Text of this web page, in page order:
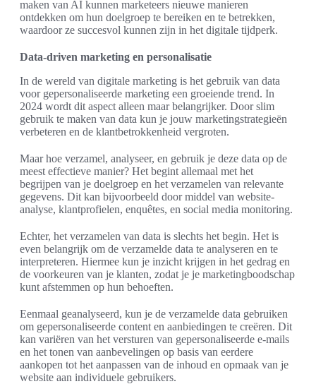
maken van AI kunnen marketeers nieuwe manieren
ontdekken om hun doelgroep te bereiken en te betrekken,
waardoor ze succesvol kunnen zijn in het digitale tijdperk.
Data-driven marketing en personalisatie
In de wereld van digitale marketing is het gebruik van data
voor gepersonaliseerde marketing een groeiende trend. In
2024 wordt dit aspect alleen maar belangrijker. Door slim
gebruik te maken van data kun je jouw marketingstrategieën
verbeteren en de klantbetrokkenheid vergroten.
Maar hoe verzamel, analyseer, en gebruik je deze data op de
meest effectieve manier? Het begint allemaal met het
begrijpen van je doelgroep en het verzamelen van relevante
gegevens. Dit kan bijvoorbeeld door middel van website-
analyse, klantprofielen, enquêtes, en social media monitoring.
Echter, het verzamelen van data is slechts het begin. Het is
even belangrijk om de verzamelde data te analyseren en te
interpreteren. Hiermee kun je inzicht krijgen in het gedrag en
de voorkeuren van je klanten, zodat je je marketingboodschap
kunt afstemmen op hun behoeften.
Eenmaal geanalyseerd, kun je de verzamelde data gebruiken
om gepersonaliseerde content en aanbiedingen te creëren. Dit
kan variëren van het versturen van gepersonaliseerde e-mails
en het tonen van aanbevelingen op basis van eerdere
aankopen tot het aanpassen van de inhoud en opmaak van je
website aan individuele gebruikers.